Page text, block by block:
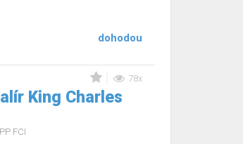
dohodou
78x
King Charles
FCI